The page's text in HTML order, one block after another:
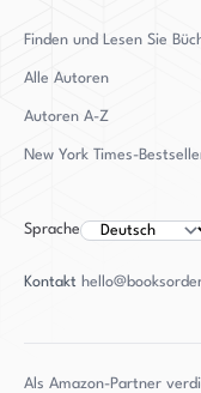
Finden und Lesen Sie
Alle Autoren
Autoren A-Z
New York Times-
Sprache
Kontakt
Als Amazon-Partner